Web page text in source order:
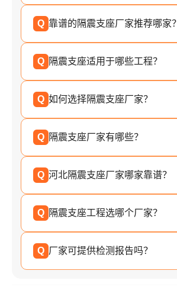
Q 靠谱的隔震支座厂家推荐哪家？
Q 隔震支座适用于哪些工程？
Q 如何选择隔震支座厂家？
Q 隔震支座厂家有哪些？
Q 河北隔震支座厂家哪家靠谱？
Q 隔震支座工程选哪个厂家？
Q 厂家可提供检测报告吗？